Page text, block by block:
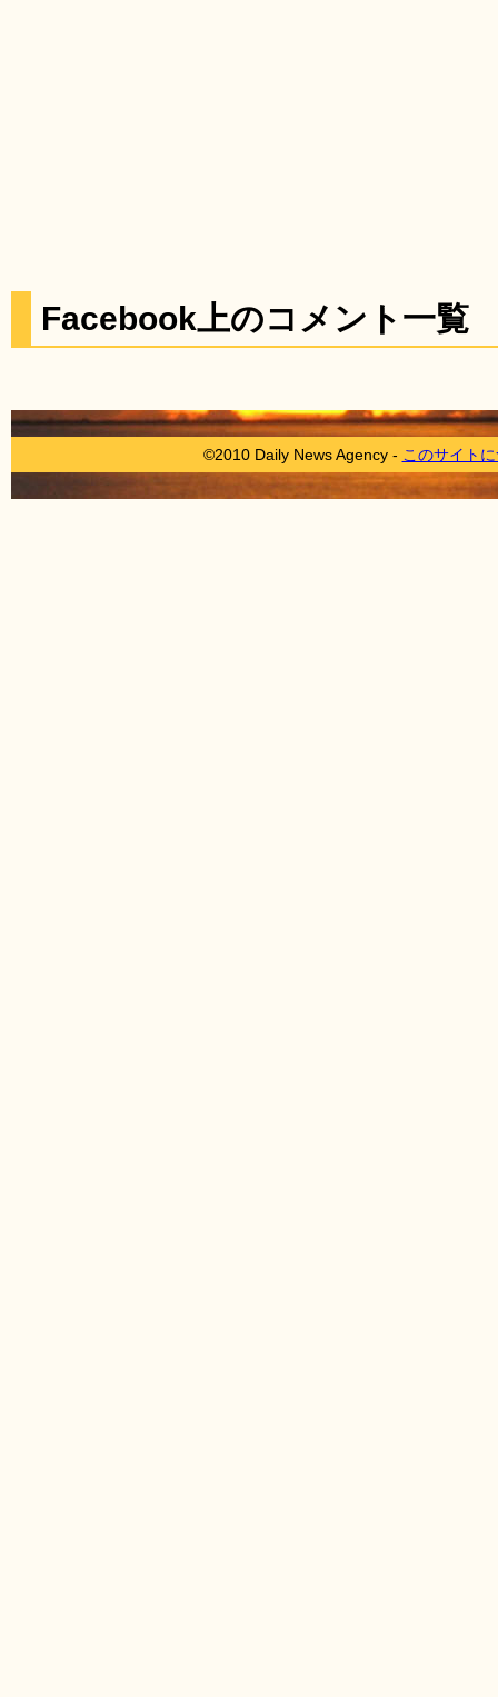
Facebook上のコメント一覧
©2010 Daily News Agency - このサイト